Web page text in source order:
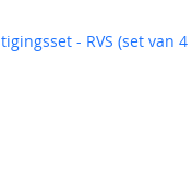
- RVS (set van 4